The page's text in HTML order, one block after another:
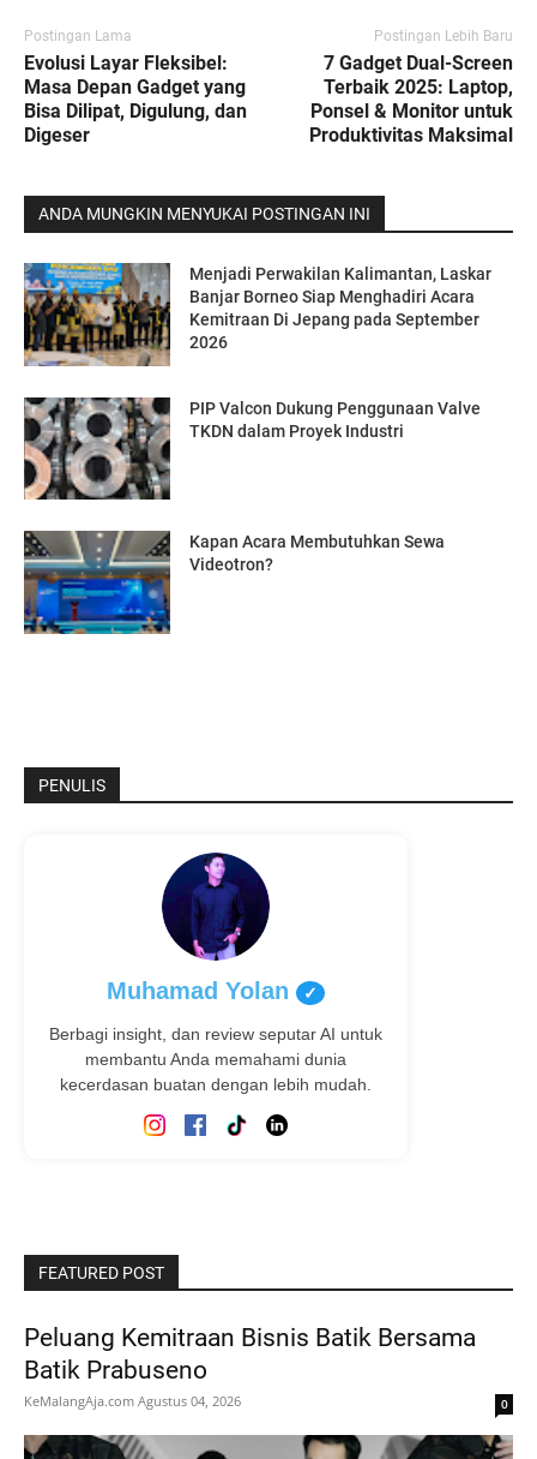
Postingan Lama
Evolusi Layar Fleksibel:
Masa Depan Gadget yang
Bisa Dilipat, Digulung, dan
Digeser
Postingan Lebih Baru
7 Gadget Dual-Screen
Terbaik 2025: Laptop,
Ponsel & Monitor untuk
Produktivitas Maksimal
ANDA MUNGKIN MENYUKAI POSTINGAN INI
Menjadi Perwakilan Kalimantan, Laskar
Banjar Borneo Siap Menghadiri Acara
Kemitraan Di Jepang pada September
2026
PIP Valcon Dukung Penggunaan Valve
TKDN dalam Proyek Industri
Kapan Acara Membutuhkan Sewa
Videotron?
PENULIS
Muhamad Yolan ✓
Berbagi insight, dan review seputar AI untuk
membantu Anda memahami dunia
kecerdasan buatan dengan lebih mudah.
FEATURED POST
Peluang Kemitraan Bisnis Batik Bersama
Batik Prabuseno
KeMalangAja.com Agustus 04, 2026 0